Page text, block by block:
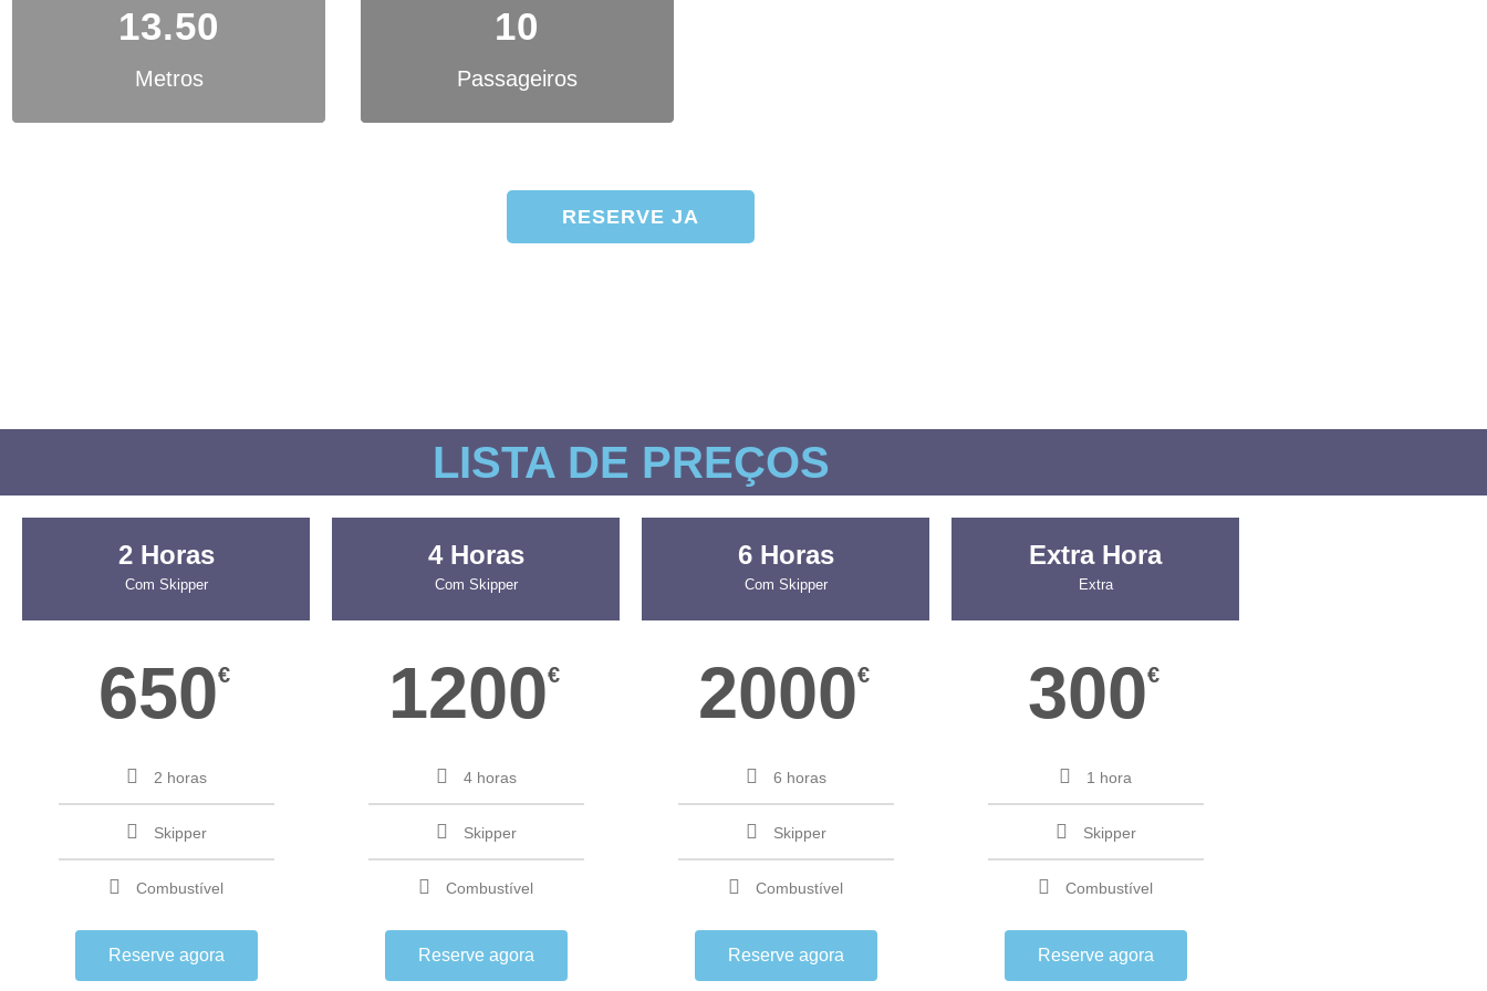
13.50
Metros
10
Passageiros
RESERVE JA
LISTA DE PREÇOS
2 Horas
Com Skipper
650€
2 horas
Skipper
Combustível
Reserve agora
4 Horas
Com Skipper
1200€
4 horas
Skipper
Combustível
Reserve agora
6 Horas
Com Skipper
2000€
6 horas
Skipper
Combustível
Reserve agora
Extra Hora
Extra
300€
1 hora
Skipper
Combustível
Reserve agora